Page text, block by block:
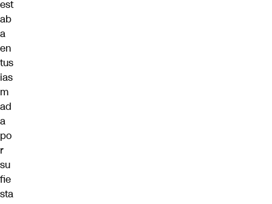
est
ab
a
en
tus
ias
m
ad
a
po
r
su
fie
sta